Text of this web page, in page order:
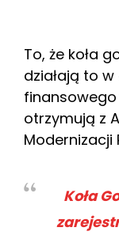
To, że koła
działają to w
otrzymują z
Modernizacji
Koła